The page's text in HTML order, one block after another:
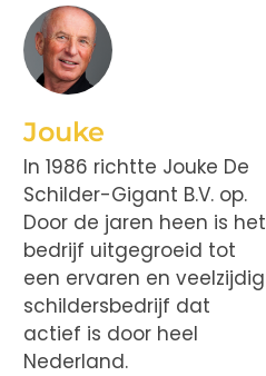
Jouke
In 1986 richtte Jouke De
Schilder-Gigant B.V. op.
Door de jaren heen is het
bedrijf uitgegroeid tot
een ervaren en veelzijdig
schildersbedrijf dat
actief is door heel
Nederland.